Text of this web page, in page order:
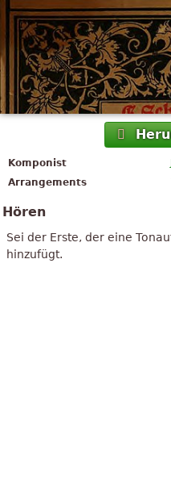
Komponist
Arrangements
Hören
Sei der Erste, der eine
hinzufügt.